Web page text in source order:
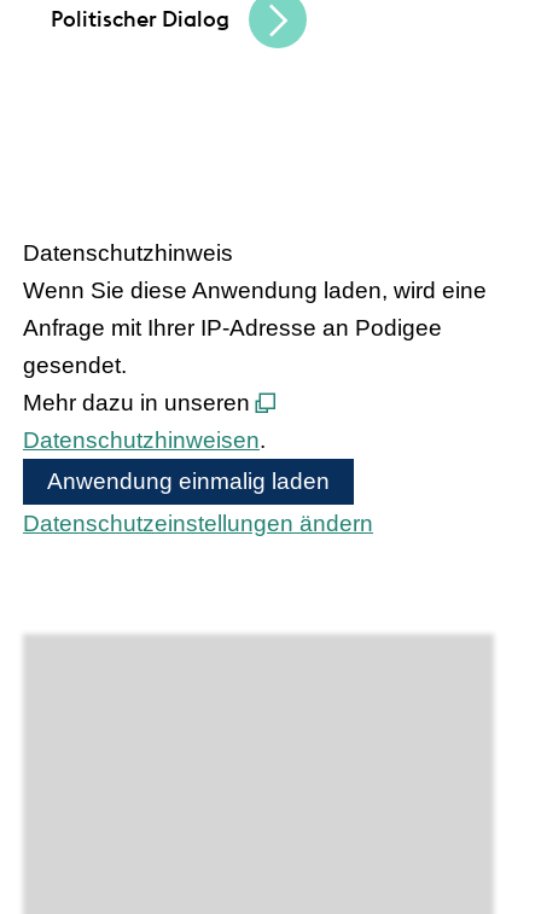
Politischer Dialog
Datenschutzhinweis
Wenn Sie diese Anwendung laden, wird eine
Anfrage mit Ihrer IP-Adresse an Podigee
gesendet.
Mehr dazu in unseren
Datenschutzhinweisen.
Anwendung einmalig laden
Datenschutzeinstellungen ändern